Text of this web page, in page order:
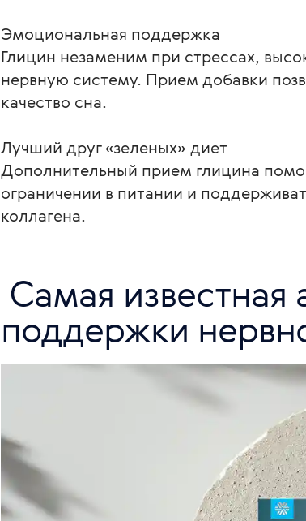
Эмоциональная поддержка
Глицин незаменим при стрессах,
нервную систему. Прием добавки
качество сна.
Лучший друг «зеленых» диет
Дополнительный прием глицина
ограничении в питании и
коллагена.
поддержки